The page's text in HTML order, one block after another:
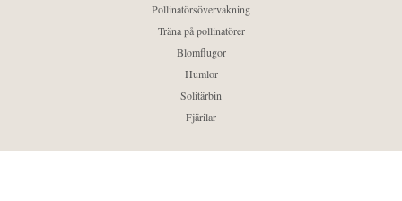
Pollinatörsövervakning
Träna på pollinatörer
Blomflugor
Humlor
Solitärbin
Fjärilar